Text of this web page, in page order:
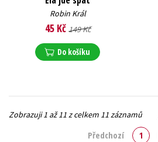
Robin Král
45 Kč 149 Kč
Do košíku
Zobrazuji 1 až 11 z celkem 11 záznamů
Předchozí 1